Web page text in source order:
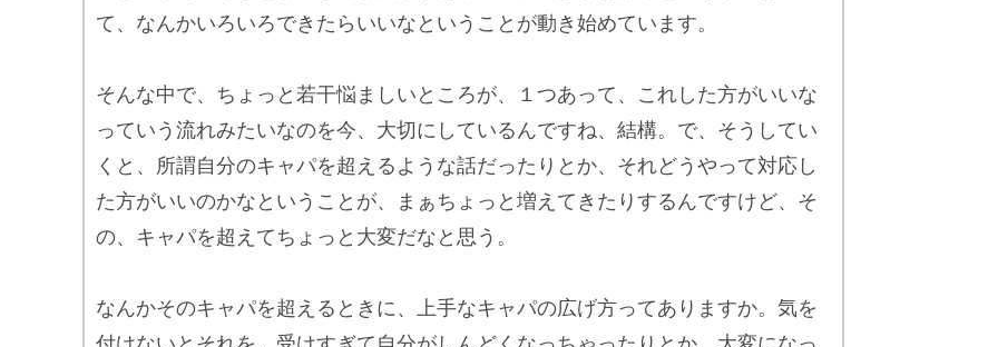
て、なんかいろいろできたらいいなということが動き始めています。
そんな中で、ちょっと若干悩ましいところが、１つあって、これした方がいいな
っていう流れみたいなのを今、大切にしているんですね、結構。で、そうしてい
くと、所謂自分のキャパを超えるような話だったりとか、それどうやって対応し
た方がいいのかなということが、まぁちょっと増えてきたりするんですけど、そ
の、キャパを超えてちょっと大変だなと思う。
なんかそのキャパを超えるときに、上手なキャパの広げ方ってありますか。気を